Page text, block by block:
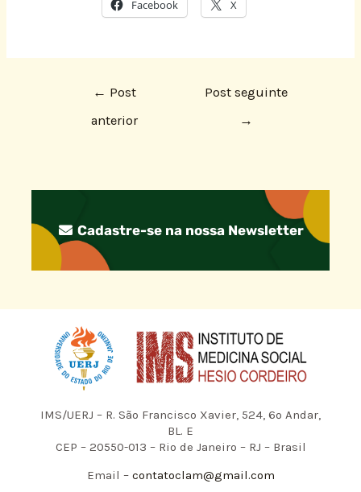
Facebook X
← Post
anterior
Post seguinte
→
Cadastre-se na nossa Newsletter
IMS/UERJ – R. São Francisco Xavier, 524, 6º Andar,
BL. E
CEP – 20550-013 – Rio de Janeiro – RJ – Brasil
Email –contatoclam@gmail.com